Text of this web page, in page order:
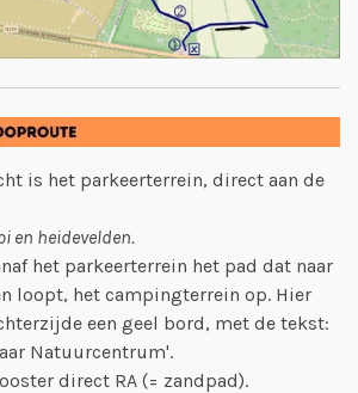
is het parkeerterrein, direct aan de
en heidevelden.
het parkeerterrein het pad dat naar
loopt, het campingterrein op. Hier
een geel bord, met de tekst:
Natuurcentrum'.
direct RA (= zandpad).